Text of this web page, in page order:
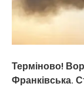
Терміново!
Франківська.